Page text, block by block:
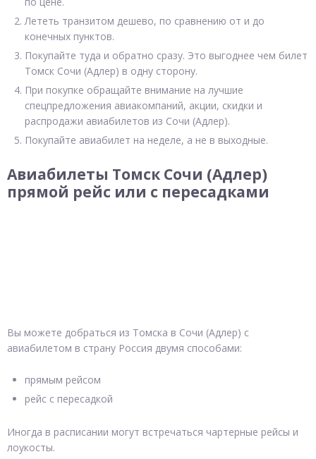
Лететь транзитом дешево, по сравнению от и до
конечных пунктов.
Покупайте туда и обратно сразу. Это выгоднее чем билет
Томск Сочи (Адлер) в одну сторону.
При покупке обращайте внимание на лучшие
спецпредложения авиакомпаний, акции, скидки и
распродажи авиабилетов из Сочи (Адлер).
Покупайте авиабилет на неделе, а не в выходные.
Авиабилеты Томск Сочи (Адлер)
прямой рейс или с пересадками
Вы можете добраться из Томска в Сочи (Адлер) с
авиабилетом в страну Россия двумя способами:
прямым рейсом
рейс с пересадкой
Иногда в расписании могут встречаться чартерные рейсы и
лоукосты.